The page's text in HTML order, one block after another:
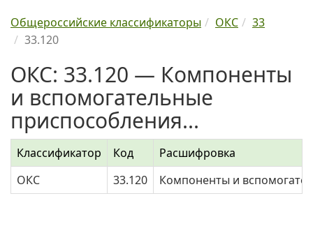
Общероссийские классификаторы ОКС
33
33.120
ОКС: 33.120 — Компоненты
и вспомогательные
приспособления...
Классификатор Код
Расшифровка
ОКС
33.120 Компоненты и